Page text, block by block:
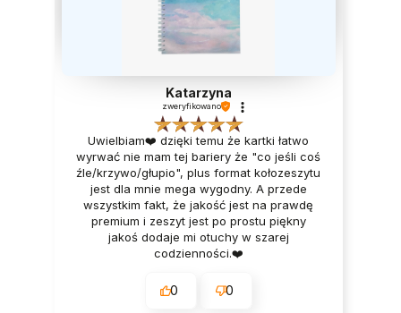
Katarzyna
zweryfikowano
Uwielbiam❤️ dzięki temu że kartki łatwo
wyrwać nie mam tej bariery że "co jeśli coś
źle/krzywo/głupio", plus format kołozeszytu
jest dla mnie mega wygodny. A przede
wszystkim fakt, że jakość jest na prawdę
premium i zeszyt jest po prostu piękny
jakoś dodaje mi otuchy w szarej
codzienności.❤️
0 0